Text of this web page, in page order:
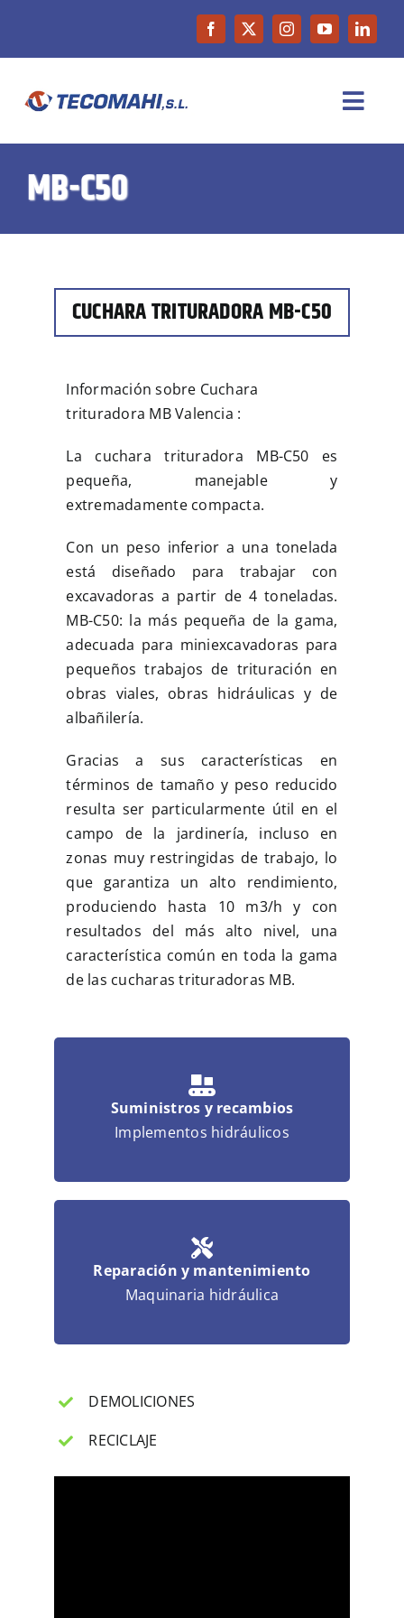
contenido
MAQUINARIA DE OCASIÓN
NOTICIAS
MULTIMEDIA
MB-C50
CUCHARA TRITURADORA MB-C50
Información sobre Cuchara
trituradora MB Valencia :
La cuchara trituradora MB-C50 es
pequeña, manejable y
extremadamente compacta.
Con un peso inferior a una tonelada
está diseñado para trabajar con
excavadoras a partir de 4 toneladas.
MB-C50: la más pequeña de la gama,
adecuada para miniexcavadoras para
pequeños trabajos de trituración en
obras viales, obras hidráulicas y de
albañilería.
Gracias a sus características en
términos de tamaño y peso reducido
resulta ser particularmente útil en el
campo de la jardinería, incluso en
zonas muy restringidas de trabajo, lo
que garantiza un alto rendimiento,
produciendo hasta 10 m3/h y con
resultados del más alto nivel, una
característica común en toda la gama
de las cucharas trituradoras MB.
Suministros y recambios
Implementos hidráulicos
Reparación y mantenimiento
Maquinaria hidráulica
DEMOLICIONES
RECICLAJE